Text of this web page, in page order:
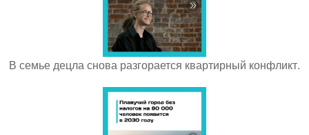
В семье децла снова разгорается квартирный конфликт.